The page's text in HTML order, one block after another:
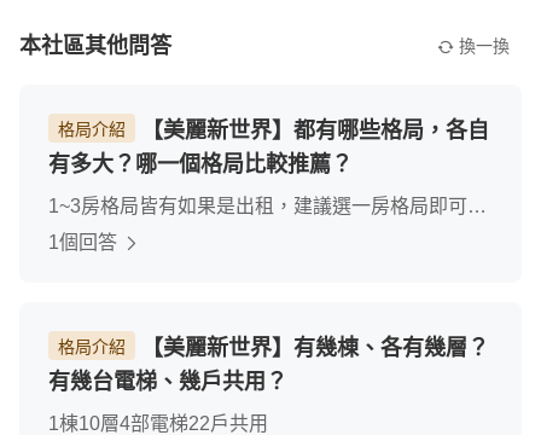
本社區其他問答 換一換
格局介紹
【美麗新世界】都有哪些格局，各自
有多大？哪一個格局比較推薦？
1~3房格局皆有如果是出租，建議選一房格局即可，
坪數雖然是1房，但因為室內挑高的關係，社區皆在
1個回答
格局介紹
【美麗新世界】有幾棟、各有幾層？
有幾台電梯、幾戶共用？
1棟10層4部電梯22戶共用